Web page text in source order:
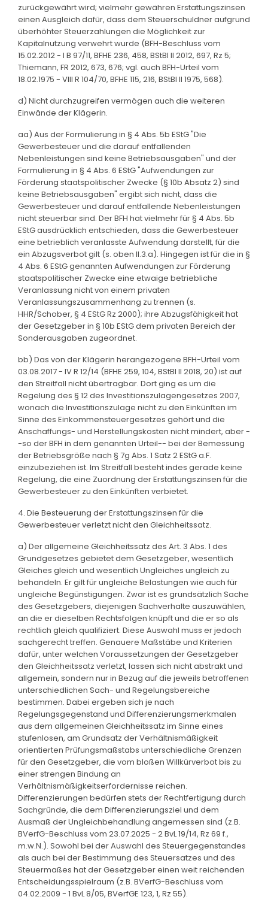
zurückgewährt wird; vielmehr gewähren Erstattungszinsen
einen Ausgleich dafür, dass dem Steuerschuldner aufgrund
überhöhter Steuerzahlungen die Möglichkeit zur
Kapitalnutzung verwehrt wurde (BFH-Beschluss vom
15.02.2012 - I B 97/11, BFHE 236, 458, BStBl II 2012, 697, Rz 5;
Thiemann, FR 2012, 673, 676; vgl. auch BFH-Urteil vom
18.02.1975 - VIII R 104/70, BFHE 115, 216, BStBl II 1975, 568).
d) Nicht durchzugreifen vermögen auch die weiteren
Einwände der Klägerin.
aa) Aus der Formulierung in § 4 Abs. 5b EStG "Die
Gewerbesteuer und die darauf entfallenden
Nebenleistungen sind keine Betriebsausgaben" und der
Formulierung in § 4 Abs. 6 EStG "Aufwendungen zur
Förderung staatspolitischer Zwecke (§ 10b Absatz 2) sind
keine Betriebsausgaben" ergibt sich nicht, dass die
Gewerbesteuer und darauf entfallende Nebenleistungen
nicht steuerbar sind. Der BFH hat vielmehr für § 4 Abs. 5b
EStG ausdrücklich entschieden, dass die Gewerbesteuer
eine betrieblich veranlasste Aufwendung darstellt, für die
ein Abzugsverbot gilt (s. oben II.3.a). Hingegen ist für die in §
4 Abs. 6 EStG genannten Aufwendungen zur Förderung
staatspolitischer Zwecke eine etwaige betriebliche
Veranlassung nicht von einem privaten
Veranlassungszusammenhang zu trennen (s.
HHR/Schober, § 4 EStG Rz 2000); ihre Abzugsfähigkeit hat
der Gesetzgeber in § 10b EStG dem privaten Bereich der
Sonderausgaben zugeordnet.
bb) Das von der Klägerin herangezogene BFH-Urteil vom
03.08.2017 - IV R 12/14 (BFHE 259, 104, BStBl II 2018, 20) ist auf
den Streitfall nicht übertragbar. Dort ging es um die
Regelung des § 12 des Investitionszulagengesetzes 2007,
wonach die Investitionszulage nicht zu den Einkünften im
Sinne des Einkommensteuergesetzes gehört und die
Anschaffungs- und Herstellungskosten nicht mindert, aber -
-so der BFH in dem genannten Urteil-- bei der Bemessung
der Betriebsgröße nach § 7g Abs. 1 Satz 2 EStG a.F.
einzubeziehen ist. Im Streitfall besteht indes gerade keine
Regelung, die eine Zuordnung der Erstattungszinsen für die
Gewerbesteuer zu den Einkünften verbietet.
4. Die Besteuerung der Erstattungszinsen für die
Gewerbesteuer verletzt nicht den Gleichheitssatz.
a) Der allgemeine Gleichheitssatz des Art. 3 Abs. 1 des
Grundgesetzes gebietet dem Gesetzgeber, wesentlich
Gleiches gleich und wesentlich Ungleiches ungleich zu
behandeln. Er gilt für ungleiche Belastungen wie auch für
ungleiche Begünstigungen. Zwar ist es grundsätzlich Sache
des Gesetzgebers, diejenigen Sachverhalte auszuwählen,
an die er dieselben Rechtsfolgen knüpft und die er so als
rechtlich gleich qualifiziert. Diese Auswahl muss er jedoch
sachgerecht treffen. Genauere Maßstäbe und Kriterien
dafür, unter welchen Voraussetzungen der Gesetzgeber
den Gleichheitssatz verletzt, lassen sich nicht abstrakt und
allgemein, sondern nur in Bezug auf die jeweils betroffenen
unterschiedlichen Sach- und Regelungsbereiche
bestimmen. Dabei ergeben sich je nach
Regelungsgegenstand und Differenzierungsmerkmalen
aus dem allgemeinen Gleichheitssatz im Sinne eines
stufenlosen, am Grundsatz der Verhältnismäßigkeit
orientierten Prüfungsmaßstabs unterschiedliche Grenzen
für den Gesetzgeber, die vom bloßen Willkürverbot bis zu
einer strengen Bindung an
Verhältnismäßigkeitserfordernisse reichen.
Differenzierungen bedürfen stets der Rechtfertigung durch
Sachgründe, die dem Differenzierungsziel und dem
Ausmaß der Ungleichbehandlung angemessen sind (z.B.
BVerfG-Beschluss vom 23.07.2025 - 2 BvL 19/14, Rz 69 f.,
m.w.N.). Sowohl bei der Auswahl des Steuergegenstandes
als auch bei der Bestimmung des Steuersatzes und des
Steuermaßes hat der Gesetzgeber einen weit reichenden
Entscheidungsspielraum (z.B. BVerfG-Beschluss vom
04.02.2009 - 1 BvL 8/05, BVerfGE 123, 1, Rz 55).